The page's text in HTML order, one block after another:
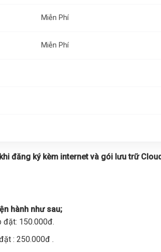
Miễn Phí
Miễn Phí
đăng ký kèm internet và gói lưu trữ
hành như sau;
đặt: 150.000đ.
: 250.000đ .